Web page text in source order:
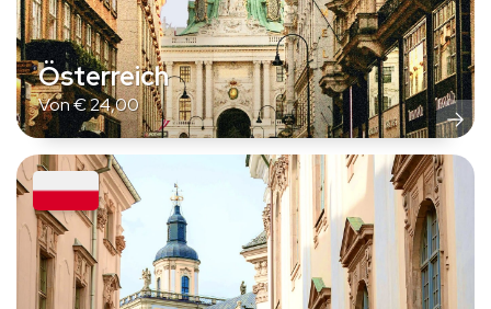
Österreich
Von€24,00